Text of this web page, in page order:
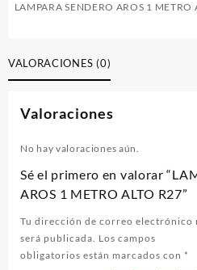
LAMPARA SENDERO AROS 1 METRO
VALORACIONES (0)
Valoraciones
No hay valoraciones aún.
Sé el primero en valorar
AROS 1 METRO ALTO R27”
Tu dirección de correo electrónico
será publicada. Los campos
obligatorios están marcados con *